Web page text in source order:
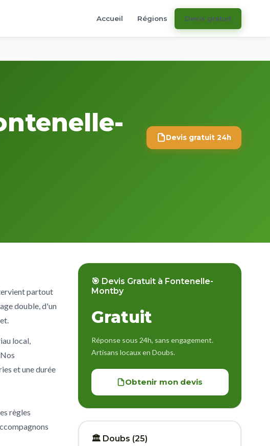
Accueil Régions Devis gratuit
Devis gratuit 24h
partout
double, d'un
local,
et une durée
règles
🎯 Devis Gratuit à Fontenelle-
Montby
Gratuit
Réponse sous 24h, sans engagement.
Artisans locaux en Doubs.
Obtenir mon devis
🏛️ Doubs (25)